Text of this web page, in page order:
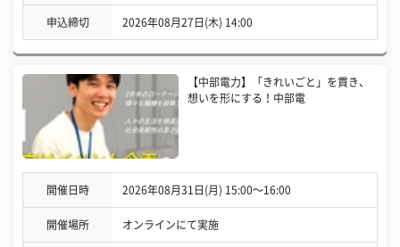
申込締切 2026年08月27日(木) 14:00
【中部電力】「きれいごと」を貫き、
想いを形にする！中部電
開催日時 2026年08月31日(月) 15:00〜16:00
開催場所 オンラインにて実施